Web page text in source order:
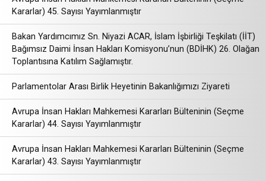
Kararlar) 45. Sayısı Yayımlanmıştır
Bakan Yardımcımız Sn. Niyazi ACAR, İslam İşbirliği Teşkilatı (İİT)
Bağımsız Daimi İnsan Hakları Komisyonu’nun (BDİHK) 26. Olağan
Toplantısına Katılım Sağlamıştır.
Parlamentolar Arası Birlik Heyetinin Bakanlığımızı Ziyareti
Avrupa İnsan Hakları Mahkemesi Kararları Bülteninin (Seçme
Kararlar) 44. Sayısı Yayımlanmıştır
Avrupa İnsan Hakları Mahkemesi Kararları Bülteninin (Seçme
Kararlar) 43. Sayısı Yayımlanmıştır